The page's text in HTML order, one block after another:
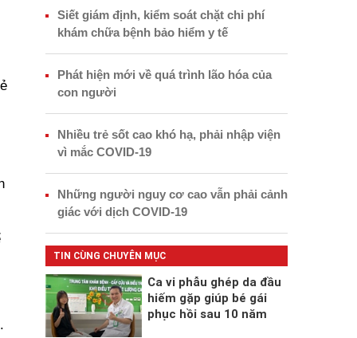
Siết giám định, kiểm soát chặt chi phí
khám chữa bệnh bảo hiểm y tế
Phát hiện mới về quá trình lão hóa của
con người
Nhiều trẻ sốt cao khó hạ, phải nhập viện
vì mắc COVID-19
Những người nguy cơ cao vẫn phải cảnh
giác với dịch COVID-19
TIN CÙNG CHUYÊN MỤC
Ca vi phẫu ghép da đầu
hiếm gặp giúp bé gái
phục hồi sau 10 năm